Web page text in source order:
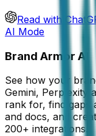
Read with
AI Mode
Brand Armor AI
See how your
Gemini, Perplexity
rank for, find gaps
and docs, and
200+ integrations.